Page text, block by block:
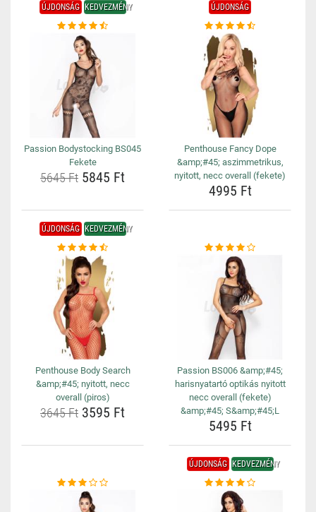
ÚJDONSÁG KEDVEZMÉNY
Passion Bodystocking BS045
Fekete
5645 Ft 5845 Ft
ÚJDONSÁG
Penthouse Fancy Dope
&amp;#45; aszimmetrikus,
nyitott, necc overall (fekete)
4995 Ft
ÚJDONSÁG KEDVEZMÉNY
Penthouse Body Search
&amp;#45; nyitott, necc
overall (piros)
3645 Ft 3595 Ft
Passion BS006 &amp;#45;
harisnyatartó optikás nyitott
necc overall (fekete)
&amp;#45; S&amp;#45;L
5495 Ft
ÚJDONSÁG KEDVEZMÉNY